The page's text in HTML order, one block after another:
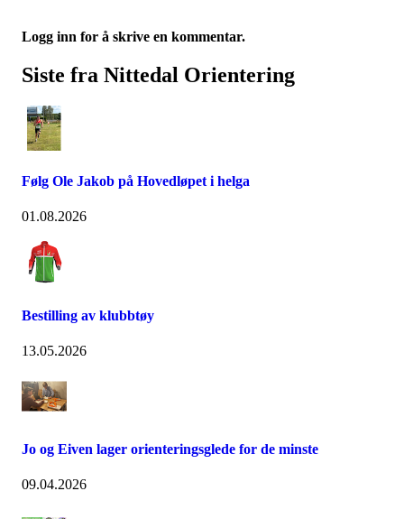
Logg inn for å skrive en kommentar.
Siste fra Nittedal Orientering
Følg Ole Jakob på Hovedløpet i helga
01.08.2026
Bestilling av klubbtøy
13.05.2026
Jo og Eiven lager orienteringsglede for de minste
09.04.2026